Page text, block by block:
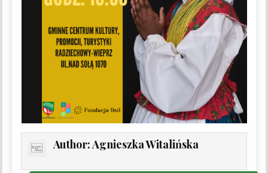
Author:Agnieszka Witalińska